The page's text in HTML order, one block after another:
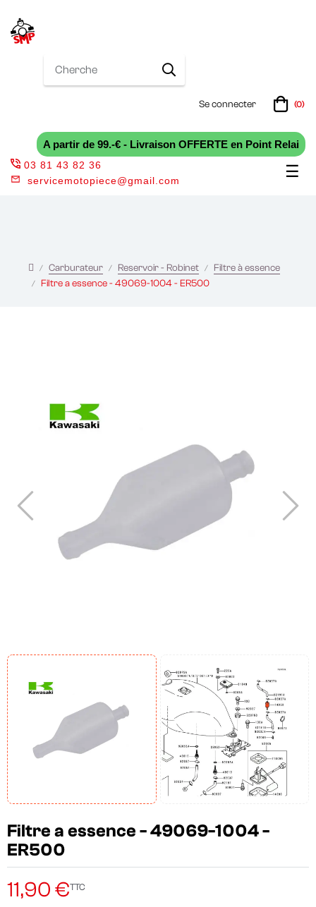
Se connecter (0)
A partir de 99.-€ - Livraison OFFERTE en Point Relai
☰
03 81 43 82 36
servicemotopiece@gmail.com
Carburateur Reservoir - Robinet
Filtre à essence
Filtre a essence - 49069-1004 - ER500
Filtre a essence - 49069-1004 -
ER500
11,90 €TTC